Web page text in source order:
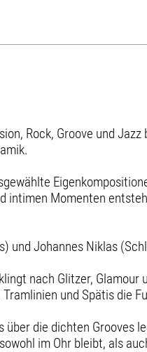
Rock, Groove und Jazz
intimen Momenten
und Johannes Niklas
nach Glitzer, Glamour
und Spätis die
die dichten Grooves
im Ohr bleibt, als